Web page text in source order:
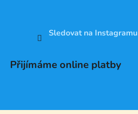
Sledovat na Instagramu
Přijímáme online platby